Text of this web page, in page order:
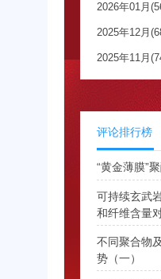
2026年01月
2025年12月
2025年11月
评论排行榜
“黄金薄膜”
可持续玄武
和纤维含量
不同聚合物
势（一）